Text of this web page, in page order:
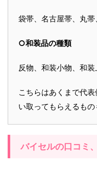
袋帯、名古屋帯、丸
○和装品の種類
反物、和装小物、和装
こちらはあくまで代
い取ってもらえるもの
バイセルの口コミ